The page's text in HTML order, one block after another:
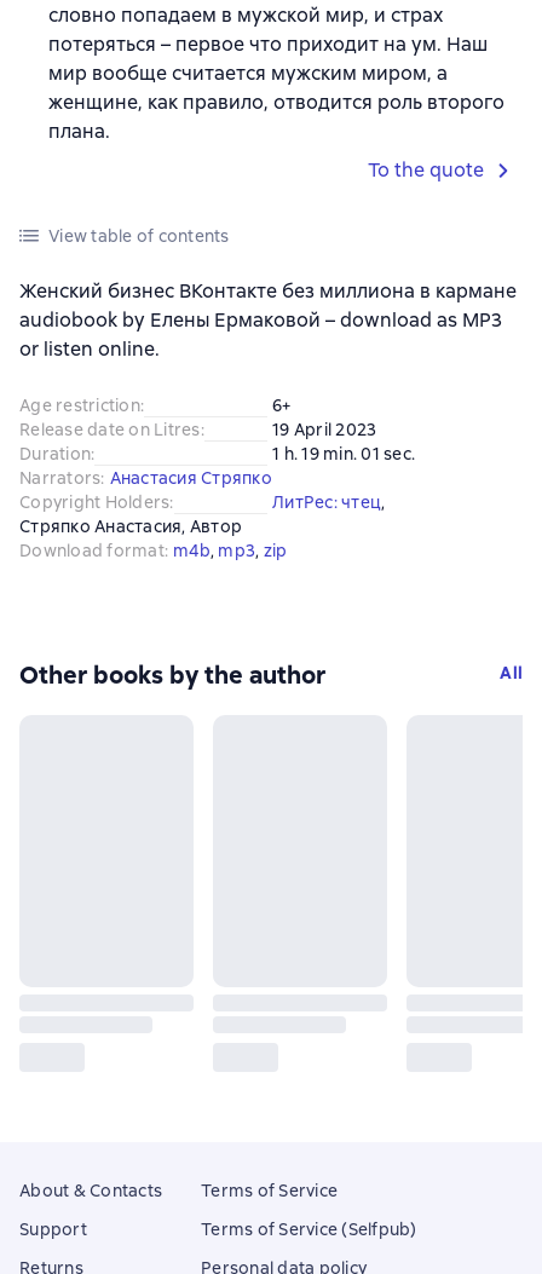
словно попадаем в мужской мир, и страх
потеряться – первое что приходит на ум. Наш
мир вообще считается мужским миром, а
женщине, как правило, отводится роль второго
плана.
To the quote
View table of contents
Женский бизнес ВКонтакте без миллиона в кармане
audiobook by Елены Ермаковой – download as MP3
or listen online.
Age restriction:
6+
Release date on Litres:
19 April 2023
Duration:
1 h. 19 min. 01 sec.
Narrators: Анастасия Стряпко
Copyright Holders: ЛитРес: чтец,
Стряпко Анастасия, Автор
Download format: m4b, mp3, zip
Other books by the author All
About & Contacts
Support
Returns
Terms of Service
Terms of Service (Selfpub)
Personal data policy